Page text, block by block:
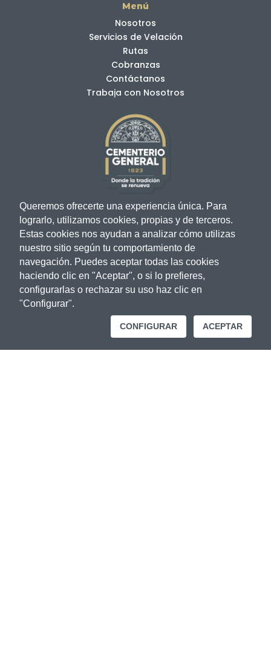
Menú
Nosotros
Servicios de Velación
Rutas
Cobranzas
Contáctanos
Trabaja con Nosotros
Enlaces importantes
Portal para proveedores
Gaceta Médica
Factura Electrónica
Tramites en caso de deceso
Convenios
Velaciones y sepelios del día
Junta de Beneficencia
Quiénes somos
Transparencia
Revista Institucional
Queremos ofrecerte una experiencia única. Para
lograrlo, utilizamos cookies, propias y de terceros.
Estas cookies nos ayudan a analizar cómo utilizas
nuestro sitio según tu comportamiento de
navegación. Puedes aceptar todas las cookies
haciendo clic en "Aceptar", o si lo prefieres,
configurarlas o rechazar su uso haz clic en
"Configurar".
CONFIGURAR ACEPTAR